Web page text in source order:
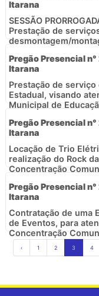
Itarana
SESSÃO
Prestação de
desmontagem/
Pregão Presencial
Itarana
Prestação de
Estadual, visando
Municipal de
Pregão Presencial
Itarana
Locação de Trio
realização do Rock
Concentração
Pregão Presencial
Itarana
Contratação de uma
de Eventos, para
Concentração
‹ 1 2 3 4